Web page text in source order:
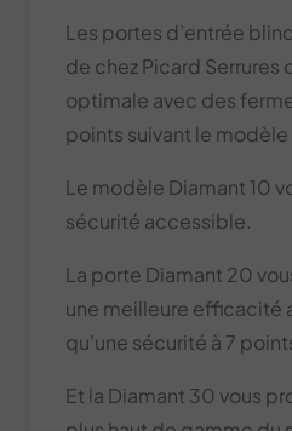
Les portes d’entrée
de chez Picard Serrures
optimale avec des
points suivant le modèle
Le modèle Diamant 10
sécurité accessible.
La porte Diamant 20
une meilleure efficacité
qu’une sécurité à 7
Et la Diamant 30 vous